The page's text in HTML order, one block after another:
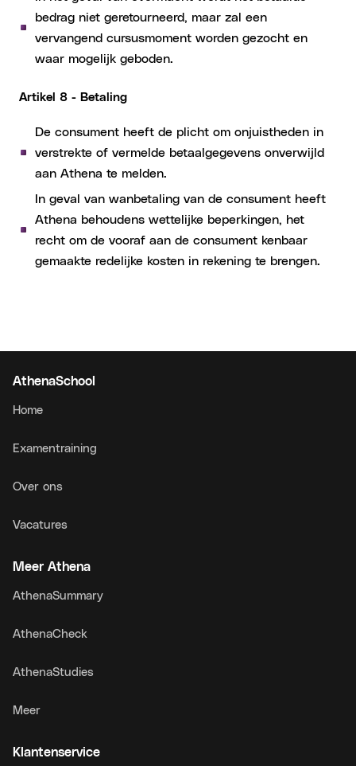
bedrag niet geretourneerd, maar zal een
vervangend cursusmoment worden gezocht en
waar mogelijk geboden.
Artikel 8 - Betaling
De consument heeft de plicht om onjuistheden in
verstrekte of vermelde betaalgegevens onverwijld
aan Athena te melden.
In geval van wanbetaling van de consument heeft
Athena behoudens wettelijke beperkingen, het
recht om de vooraf aan de consument kenbaar
gemaakte redelijke kosten in rekening te brengen.
AthenaSchool
Home
Examentraining
Over ons
Vacatures
Meer Athena
AthenaSummary
AthenaCheck
AthenaStudies
Meer
Klantenservice